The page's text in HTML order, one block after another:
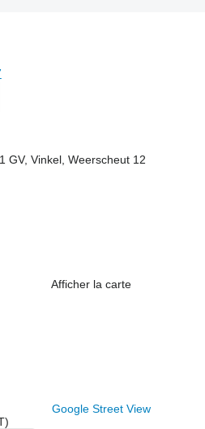
GV, Vinkel, Weerscheut 12
Afficher la carte
Google Street View